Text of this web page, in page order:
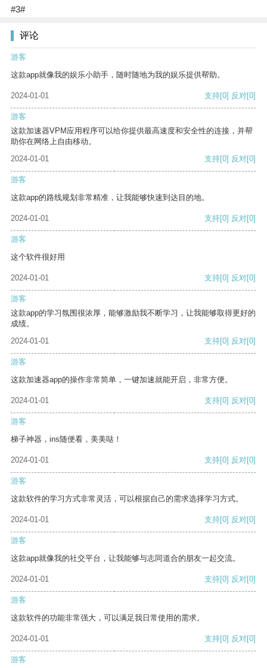
#3#
评论
游客
这款app就像我的娱乐小助手，随时随地为我的娱乐提供帮助。
2024-01-01 支持[0] 反对[0]
游客
这款加速器VPM应用程序可以给你提供最高速度和安全性的连接，并帮
助你在网络上自由移动。
2024-01-01
支持[0] 反对[0]
游客
这款app的路线规划非常精准，让我能够快速到达目的地。
2024-01-01 支持[0] 反对[0]
游客
这个软件很好用
2024-01-01 支持[0] 反对[0]
游客
这款app的学习氛围很浓厚，能够激励我不断学习，让我能够取得更好的
成绩。
2024-01-01
支持[0] 反对[0]
游客
这款加速器app的操作非常简单，一键加速就能开启，非常方便。
2024-01-01 支持[0] 反对[0]
游客
梯子神器，ins随便看，美美哒！
2024-01-01 支持[0] 反对[0]
游客
这款软件的学习方式非常灵活，可以根据自己的需求选择学习方式。
2024-01-01 支持[0] 反对[0]
游客
这款app就像我的社交平台，让我能够与志同道合的朋友一起交流。
2024-01-01 支持[0] 反对[0]
游客
这款软件的功能非常强大，可以满足我日常使用的需求。
2024-01-01 支持[0] 反对[0]
游客